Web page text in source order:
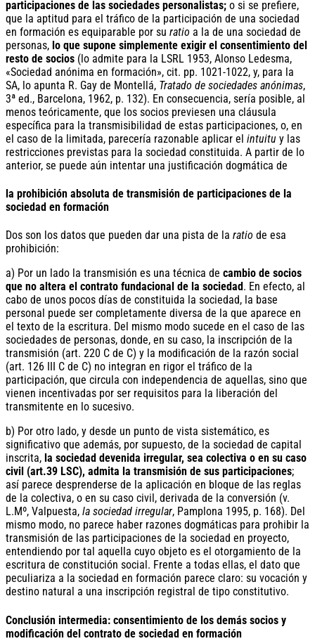
participaciones de las sociedades personalistas; o si se prefiere,
que la aptitud para el tráfico de la participación de una sociedad
en formación es equiparable por su ratio a la de una sociedad de
personas, lo que supone simplemente exigir el consentimiento del
resto de socios (lo admite para la LSRL 1953, Alonso Ledesma,
«Sociedad anónima en formación», cit. pp. 1021-1022, y, para la
SA, lo apunta R. Gay de Montellá, Tratado de sociedades anónimas,
3ª ed., Barcelona, 1962, p. 132). En consecuencia, sería posible, al
menos teóricamente, que los socios previesen una cláusula
específica para la transmisibilidad de estas participaciones, o, en
el caso de la limitada, parecería razonable aplicar el intuitu y las
restricciones previstas para la sociedad constituida. A partir de lo
anterior, se puede aún intentar una justificación dogmática de
la prohibición absoluta de transmisión de participaciones de la
sociedad en formación
Dos son los datos que pueden dar una pista de la ratio de esa
prohibición:
a) Por un lado la transmisión es una técnica de cambio de socios
que no altera el contrato fundacional de la sociedad . En efecto, al
cabo de unos pocos días de constituida la sociedad, la base
personal puede ser completamente diversa de la que aparece en
el texto de la escritura. Del mismo modo sucede en el caso de las
sociedades de personas, donde, en su caso, la inscripción de la
transmisión (art. 220 C de C) y la modificación de la razón social
(art. 126 III C de C) no integran en rigor el tráfico de la
participación, que circula con independencia de aquellas, sino que
vienen incentivadas por ser requisitos para la liberación del
transmitente en lo sucesivo.
b) Por otro lado, y desde un punto de vista sistemático, es
significativo que además, por supuesto, de la sociedad de capital
inscrita, la sociedad devenida irregular, sea colectiva o en su caso
civil (art.39 LSC), admita la transmisión de sus participaciones;
así parece desprenderse de la aplicación en bloque de las reglas
de la colectiva, o en su caso civil, derivada de la conversión (v.
L.Mº, Valpuesta, la sociedad irregular, Pamplona 1995, p. 168). Del
mismo modo, no parece haber razones dogmáticas para prohibir la
transmisión de las participaciones de la sociedad en proyecto,
entendiendo por tal aquella cuyo objeto es el otorgamiento de la
escritura de constitución social. Frente a todas ellas, el dato que
peculiariza a la sociedad en formación parece claro: su vocación y
destino natural a una inscripción registral de tipo constitutivo.
Conclusión intermedia: consentimiento de los demás socios y
modificación del contrato de sociedad en formación